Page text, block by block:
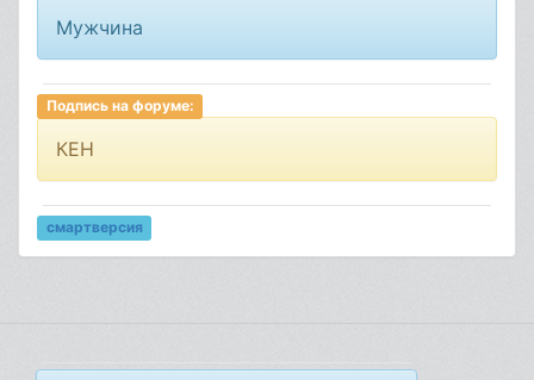
Мужчина
Подпись на форуме:
КЕН
смартверсия